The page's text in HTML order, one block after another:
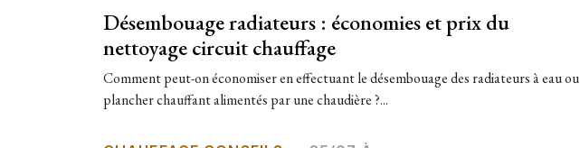
Désembouage radiateurs : économies et prix du
nettoyage circuit chauffage
Comment peut-on économiser en effectuant le désembouage des radiateurs à eau ou
plancher chauffant alimentés par une chaudière ?...